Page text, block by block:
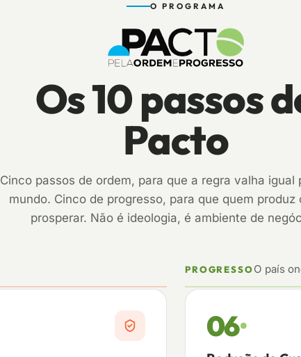
O PROGRAMA
Os 10 passos
Pacto
Cinco passos de ordem, para que a regra valha igual
mundo. Cinco de progresso, para que quem produz
prosperar. Não é ideologia, é ambiente de
PROGRESSOO país
06·